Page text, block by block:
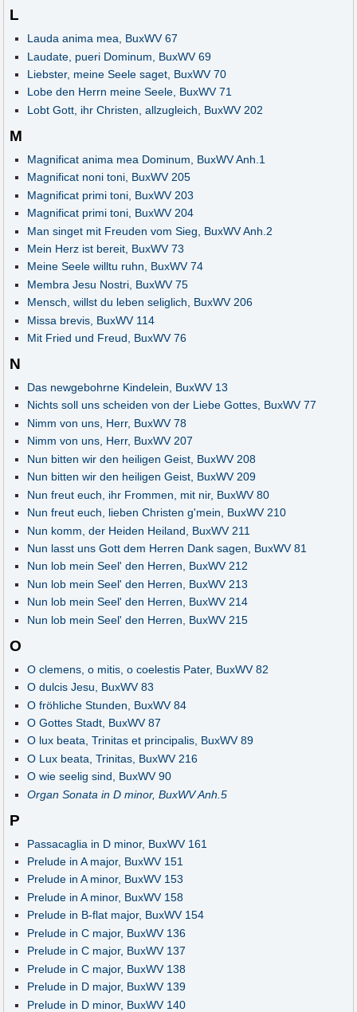
L
Lauda anima mea, BuxWV 67
Laudate, pueri Dominum, BuxWV 69
Liebster, meine Seele saget, BuxWV 70
Lobe den Herrn meine Seele, BuxWV 71
Lobt Gott, ihr Christen, allzugleich, BuxWV 202
M
Magnificat anima mea Dominum, BuxWV Anh.1
Magnificat noni toni, BuxWV 205
Magnificat primi toni, BuxWV 203
Magnificat primi toni, BuxWV 204
Man singet mit Freuden vom Sieg, BuxWV Anh.2
Mein Herz ist bereit, BuxWV 73
Meine Seele willtu ruhn, BuxWV 74
Membra Jesu Nostri, BuxWV 75
Mensch, willst du leben seliglich, BuxWV 206
Missa brevis, BuxWV 114
Mit Fried und Freud, BuxWV 76
N
Das newgebohrne Kindelein, BuxWV 13
Nichts soll uns scheiden von der Liebe Gottes, BuxWV 77
Nimm von uns, Herr, BuxWV 78
Nimm von uns, Herr, BuxWV 207
Nun bitten wir den heiligen Geist, BuxWV 208
Nun bitten wir den heiligen Geist, BuxWV 209
Nun freut euch, ihr Frommen, mit nir, BuxWV 80
Nun freut euch, lieben Christen g'mein, BuxWV 210
Nun komm, der Heiden Heiland, BuxWV 211
Nun lasst uns Gott dem Herren Dank sagen, BuxWV 81
Nun lob mein Seel' den Herren, BuxWV 212
Nun lob mein Seel' den Herren, BuxWV 213
Nun lob mein Seel' den Herren, BuxWV 214
Nun lob mein Seel' den Herren, BuxWV 215
O
O clemens, o mitis, o coelestis Pater, BuxWV 82
O dulcis Jesu, BuxWV 83
O fröhliche Stunden, BuxWV 84
O Gottes Stadt, BuxWV 87
O lux beata, Trinitas et principalis, BuxWV 89
O Lux beata, Trinitas, BuxWV 216
O wie seelig sind, BuxWV 90
Organ Sonata in D minor, BuxWV Anh.5
P
Passacaglia in D minor, BuxWV 161
Prelude in A major, BuxWV 151
Prelude in A minor, BuxWV 153
Prelude in A minor, BuxWV 158
Prelude in B-flat major, BuxWV 154
Prelude in C major, BuxWV 136
Prelude in C major, BuxWV 137
Prelude in C major, BuxWV 138
Prelude in D major, BuxWV 139
Prelude in D minor, BuxWV 140